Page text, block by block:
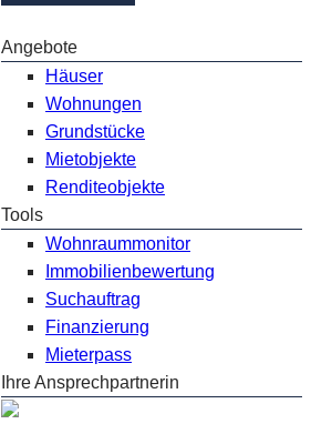
Angebote
Häuser
Wohnungen
Grundstücke
Mietobjekte
Renditeobjekte
Tools
Wohnraummonitor
Immobilienbewertung
Suchauftrag
Finanzierung
Mieterpass
Ihre Ansprechpartnerin